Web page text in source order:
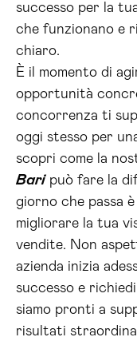
successo per la
che funzionano e
chiaro.
È il momento di
opportunità
concorrenza ti
oggi stesso per
scopri come la
Baripuò fare la
giorno che passa
migliorare la tua
vendite. Non
azienda inizia
successo e
siamo pronti a
risultati